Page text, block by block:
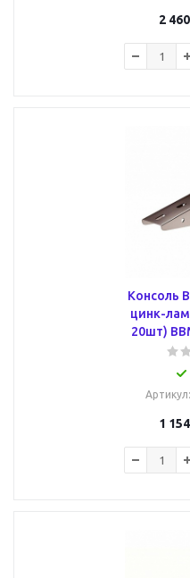
2
Консоль
цинк-
20шт)
Артикул
1